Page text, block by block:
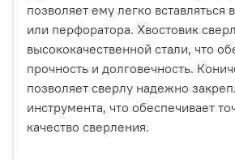
позволяет ему легко вставляться
или перфоратора. Хвостовик
высококачественной стали, что
прочность и долговечность.
позволяет сверлу надежно
инструмента, что обеспечивает
качество сверления.